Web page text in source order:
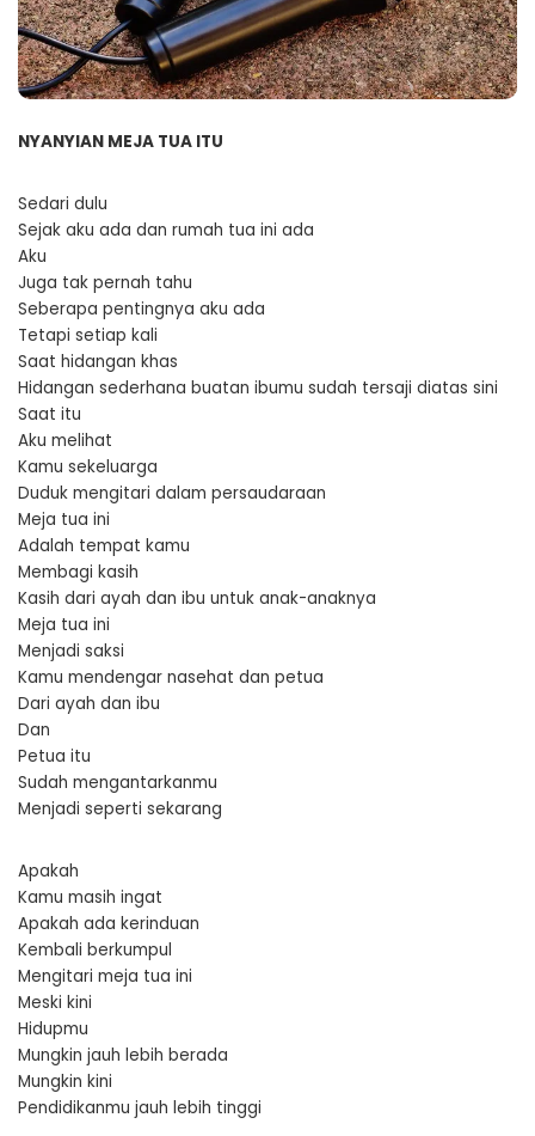
NYANYIAN MEJA TUA ITU
Sedari dulu
Sejak aku ada dan rumah tua ini ada
Aku
Juga tak pernah tahu
Seberapa pentingnya aku ada
Tetapi setiap kali
Saat hidangan khas
Hidangan sederhana buatan ibumu sudah tersaji diatas sini
Saat itu
Aku melihat
Kamu sekeluarga
Duduk mengitari dalam persaudaraan
Meja tua ini
Adalah tempat kamu
Membagi kasih
Kasih dari ayah dan ibu untuk anak-anaknya
Meja tua ini
Menjadi saksi
Kamu mendengar nasehat dan petua
Dari ayah dan ibu
Dan
Petua itu
Sudah mengantarkanmu
Menjadi seperti sekarang
Apakah
Kamu masih ingat
Apakah ada kerinduan
Kembali berkumpul
Mengitari meja tua ini
Meski kini
Hidupmu
Mungkin jauh lebih berada
Mungkin kini
Pendidikanmu jauh lebih tinggi